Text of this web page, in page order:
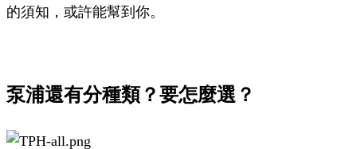
的須知，或許能幫到你。
泵浦還有分種類？要怎麼選？